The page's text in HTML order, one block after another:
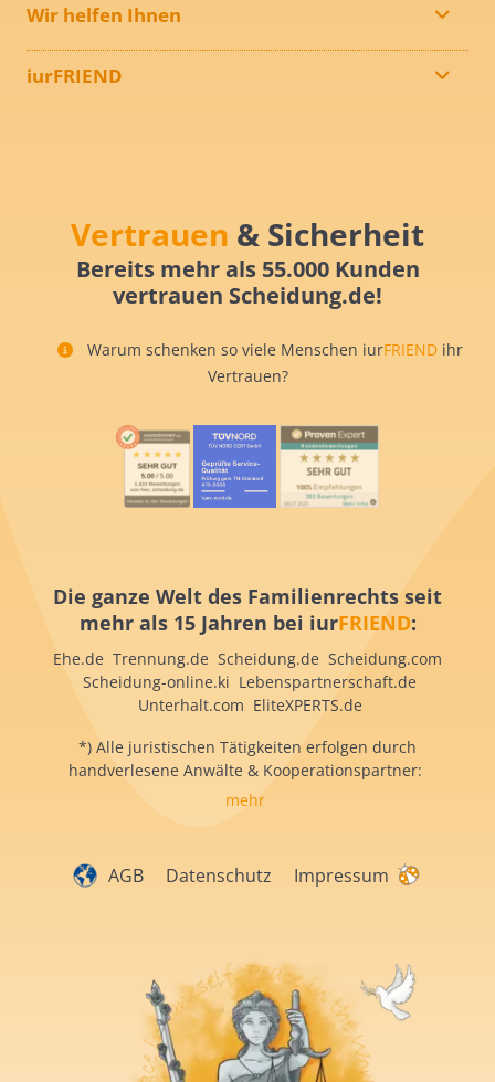
Wir helfen Ihnen
iurFRIEND
Vertrauen & Sicherheit
Bereits mehr als 55.000 Kunden
vertrauen Scheidung.de!
Warum schenken so viele Menschen iurFRIEND ihr
Vertrauen?
Die ganze Welt des Familienrechts seit
mehr als 15 Jahren bei iurFRIEND:
Ehe.de Trennung.de Scheidung.de Scheidung.com
Scheidung-online.ki Lebenspartnerschaft.de
Unterhalt.com EliteXPERTS.de
*) Alle juristischen Tätigkeiten erfolgen durch
handverlesene Anwälte & Kooperationspartner:
mehr
AGB Datenschutz Impressum